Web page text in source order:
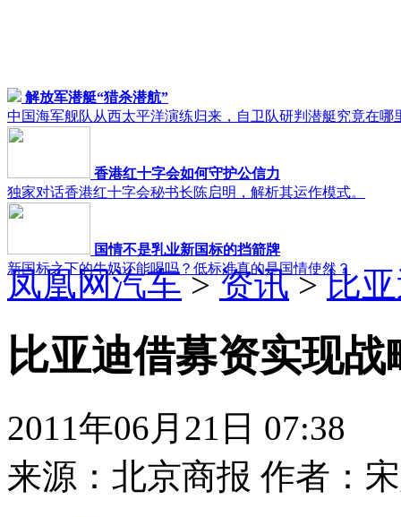
解放军潜艇“猎杀潜航”
中国海军舰队从西太平洋演练归来，自卫队研判潜艇究竟在哪
香港红十字会如何守护公信力
独家对话香港红十字会秘书长陈启明，解析其运作模式。
国情不是乳业新国标的挡箭牌
新国标之下的牛奶还能喝吗？低标准真的是国情使然？
凤凰网汽车>资讯>比
比亚迪借募资实现
2011年06月21日 07:38
来源： 北京商报 作者：